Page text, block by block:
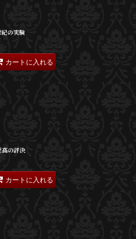
の実験
カートに入れる
の評決
カートに入れる